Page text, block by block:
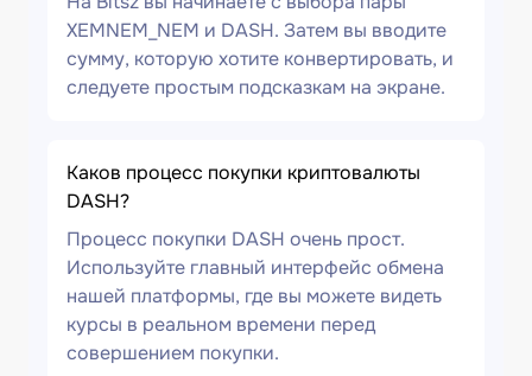
XEMNEM_NEM и DASH. Затем вы вводите
сумму, которую хотите конвертировать, и
следуете простым подсказкам на экране.
Каков процесс покупки криптовалюты
DASH?
Процесс покупки DASH очень прост.
Используйте главный интерфейс обмена
нашей платформы, где вы можете видеть
курсы в реальном времени перед
совершением покупки.